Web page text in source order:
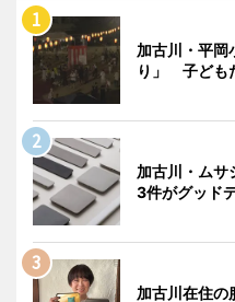
加古川・平岡
り」 子ども
加古川・ムサ
3件がグッド
加古川在住の